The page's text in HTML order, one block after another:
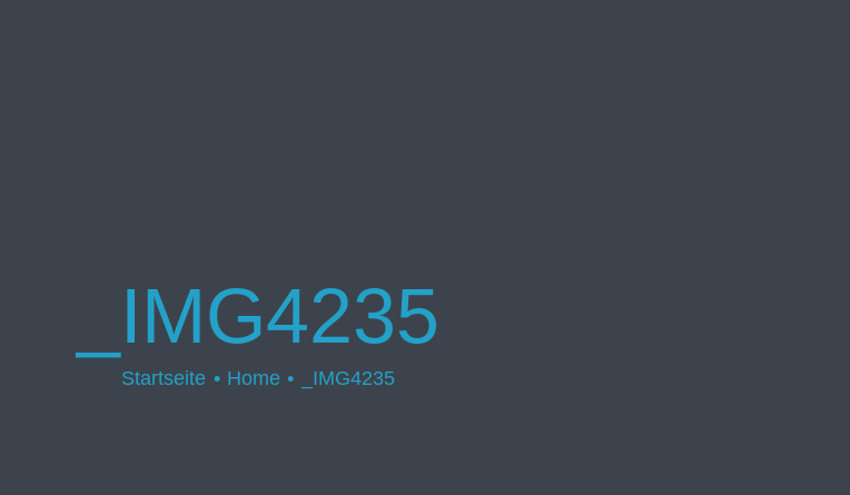
_IMG4235
Startseite Home _IMG4235